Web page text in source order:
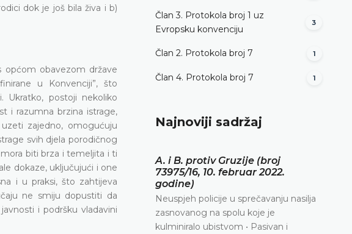
dok je još bila živa i b)
općom obavezom države
u Konvenciji”, što
Ukratko, postoji nekoliko
i razumna brzina istrage,
zajedno, omogućuju
svih djela porodičnog
biti brza i temeljita i ti
dokaze, uključujući i one
i u praksi, što zahtijeva
ne smiju dopustiti da
i podršku vladavini
Član 3. Protokola broj 1 uz
Evropsku konvenciju
3
Član 2. Protokola broj 7 1
Član 4. Protokola broj 7 1
Najnoviji sadržaj
A. i B. protiv Gruzije (broj
73975/16, 10. februar 2022.
godine)
Neuspjeh policije u sprečavanju nasilja
zasnovanog na spolu koje je
kulminiralo ubistvom • Pasivan i